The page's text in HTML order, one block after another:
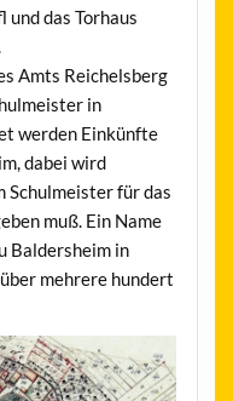
das Torhaus
Amts Reichelsberg
in
werden Einkünfte
dabei wird
Schulmeister für das
muß. Ein Name
Baldersheim in
mehrere hundert